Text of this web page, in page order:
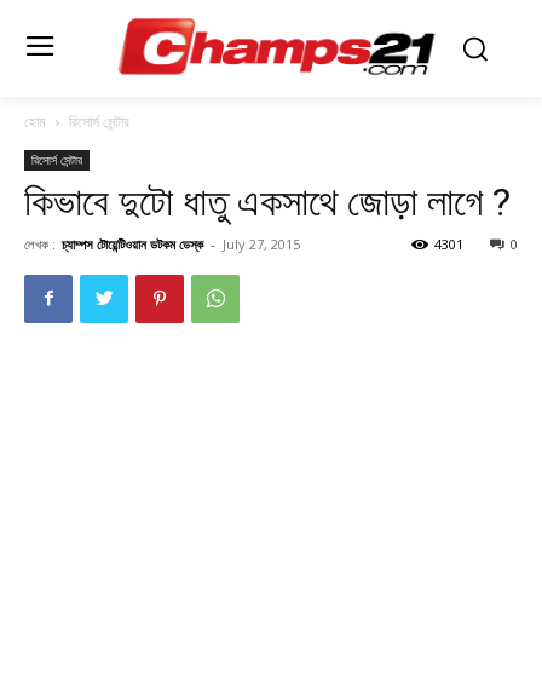
হোম রিসোর্স সেন্টার
রিসোর্স সেন্টার
কিভাবে দুটো ধাতু একসাথে জোড়া লাগে ?
লেখক : চ্যাম্পস টোয়েন্টিওয়ান ডটকম ডেস্ক - July 27, 2015 0
4301